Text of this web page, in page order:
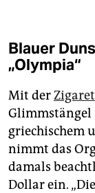
Blauer
„Olympia“
Mit der
Glimmstängel
griechischem
nimmt das
damals
Dollar ein.